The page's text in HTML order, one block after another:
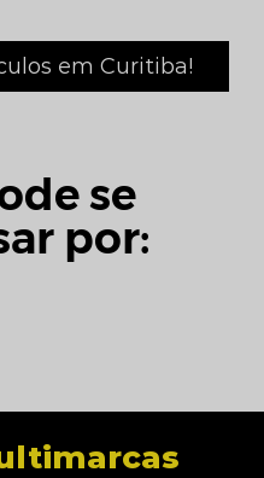
em Curitiba!
se
por: